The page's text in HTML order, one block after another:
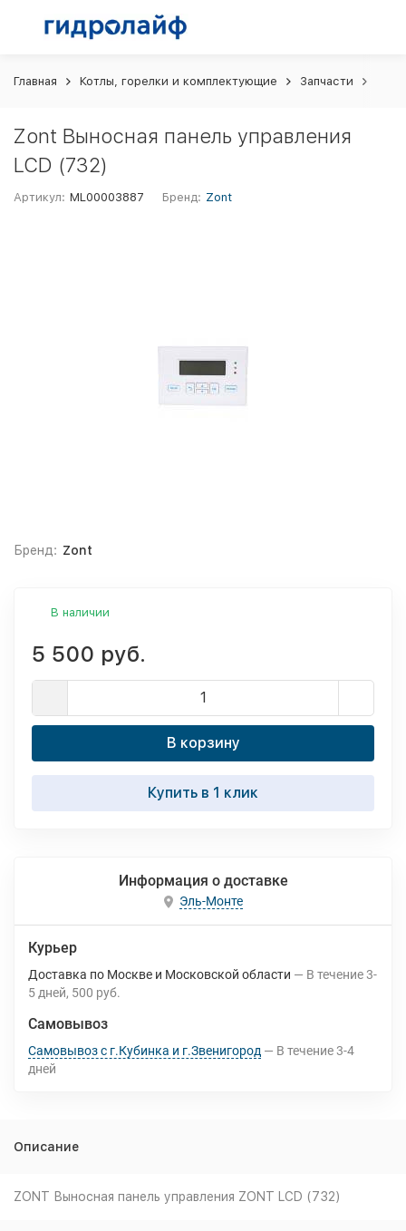
Главная Котлы, горелки и комплектующие Запчасти
Zont Выносная панель управления
LCD (732)
Артикул: ML00003887 Бренд: Zont
Бренд: Zont
В наличии
5 500 руб.
В корзину
Купить в 1 клик
Информация о доставке
Эль-Монте
Курьер
Доставка по Москве и Московской области В течение3-
5 дней 500 руб.
Самовывоз
Самовывоз с г.Кубинка и г.Звенигород В течение3-4
дней
Описание
ZONT Выносная панель управления ZONT LCD (732)